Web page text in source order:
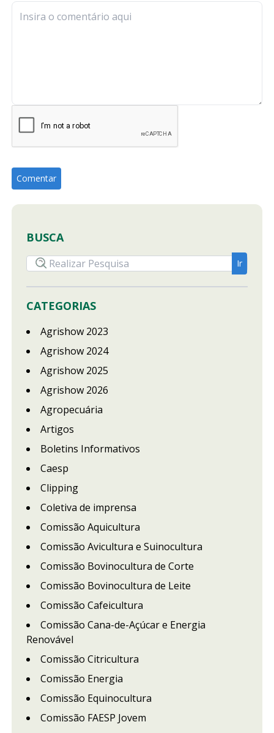
BUSCA
CATEGORIAS
Agrishow 2023
Agrishow 2024
Agrishow 2025
Agrishow 2026
Agropecuária
Artigos
Boletins Informativos
Caesp
Clipping
Coletiva de imprensa
Comissão Aquicultura
Comissão Avicultura e Suinocultura
Comissão Bovinocultura de Corte
Comissão Bovinocultura de Leite
Comissão Cafeicultura
Comissão Cana-de-Açúcar e Energia
Renovável
Comissão Citricultura
Comissão Energia
Comissão Equinocultura
Comissão FAESP Jovem